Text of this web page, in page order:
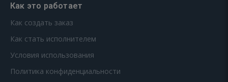
Как это работает
Как создать заказ
Как стать исполнителем
Условия использования
Политика конфиденциальности